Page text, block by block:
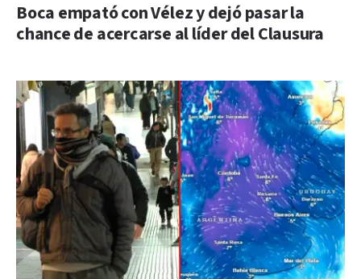
Boca empató con Vélez y dejó pasar la
chance de acercarse al líder del Clausura